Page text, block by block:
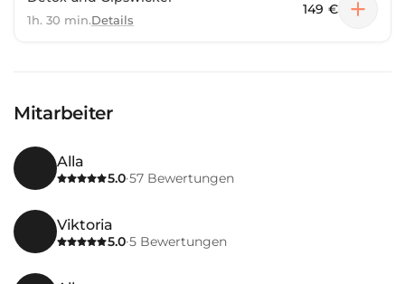
1h. 30 min.Details
149 €
Mitarbeiter
Alla
5.0·57 Bewertungen
Viktoria
5.0·5 Bewertungen